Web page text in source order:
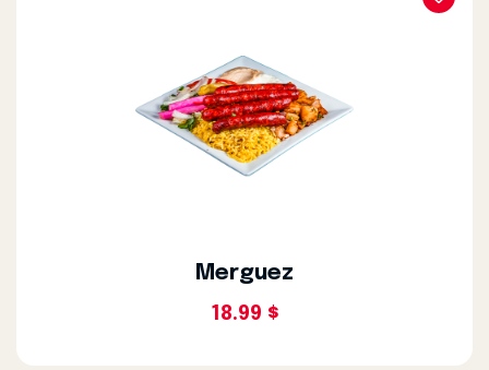
Merguez
18.99 $